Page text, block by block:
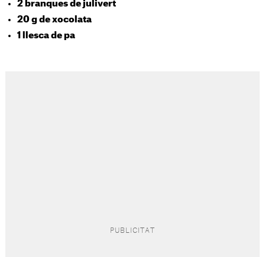
2 branques de julivert
20 g de xocolata
1 llesca de pa